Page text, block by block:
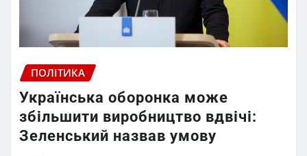
ПОЛІТИКА
Українська оборонка може
збільшити виробництво вдвічі:
Зеленський назвав умову